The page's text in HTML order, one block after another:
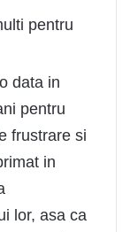
data in
pentru
frustrare si
in
lor, asa ca